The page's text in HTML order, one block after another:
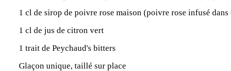
1 cl de sirop de poivre rose maison (poivre rose infusé
1 cl de jus de citron vert
1 trait de Peychaud's bitters
Glaçon unique, taillé sur place